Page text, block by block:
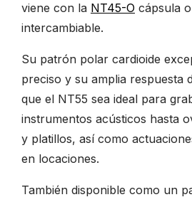
viene con la NT45-O cápsula
intercambiable.
Su patrón polar cardioide
preciso y su amplia respuesta
que el NT55 sea ideal para
instrumentos acústicos hasta
y platillos, así como
en locaciones.
También disponible como un